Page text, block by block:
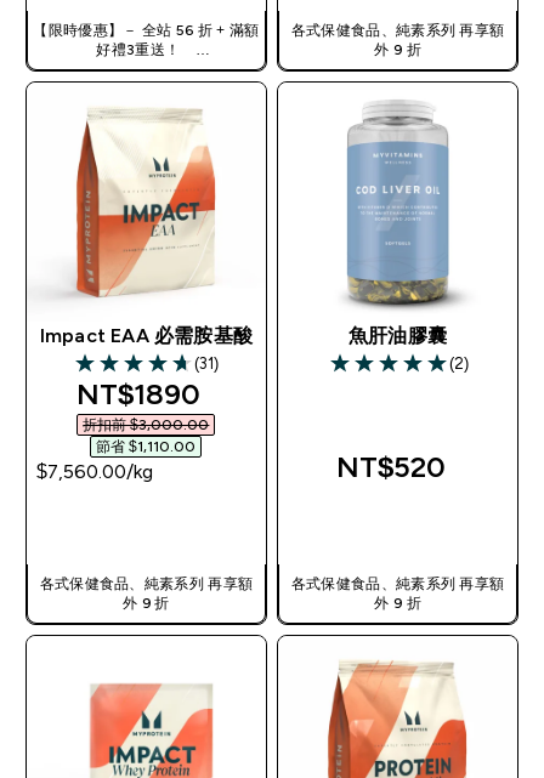
【限時優惠】－ 全站 56 折 + 滿額
好禮3重送！
使用優惠碼，獲得額外折扣：
各式保健食品、純素系列 再享額
外 9 折
Impact EAA 必需胺基酸
4.71 out of 5 stars
(31)
discounted price
NT$1890‎
折扣前 $3,000.00‎
節省 $1,110.00‎
$7,560.00‎/kg
各式保健食品、純素系列 再享額
外 9 折
魚肝油膠囊
5 out of 5 stars
(2)
NT$520‎
各式保健食品、純素系列 再享額
外 9 折